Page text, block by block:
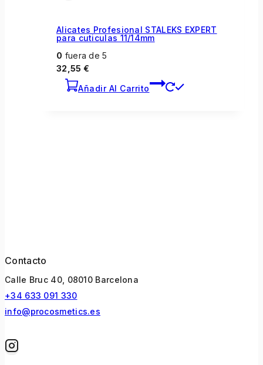
Alicates Profesional STALEKS EXPERT
para cuticulas 11/14mm
0 fuera de 5
32,55 €
Añadir Al Carrito
Contacto
Calle Bruc 40, 08010 Barcelona
+34 633 091 330
info@procosmetics.es